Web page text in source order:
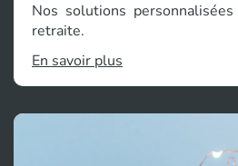
Nos solutions
retraite.
En savoir plus